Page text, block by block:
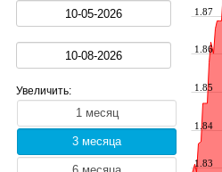
AUD (Австралийский Доллар)
CAD (Канадский Доллар)
DKK (Датская Крона)
PLN (Польская Злота)
SEK (Шведская Крона)
BGN (Болгарский Лев)
Увеличить:
1.83
1.84
1.85
1.86
1.87